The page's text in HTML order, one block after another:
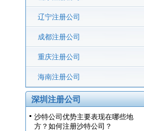
辽宁注册公司
成都注册公司
重庆注册公司
海南注册公司
深圳注册公司
沙特公司优势主要表现在哪些地
方？如何注册沙特公司？